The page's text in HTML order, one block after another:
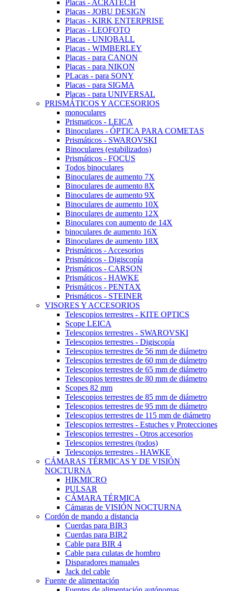
Placas - ACRATECH
Placas - JOBU DESIGN
Placas - KIRK ENTERPRISE
Placas - LEOFOTO
Placas - UNIQBALL
Placas - WIMBERLEY
Placas - para CANON
Placas - para NIKON
PLacas - para SONY
Placas - para SIGMA
Placas - para UNIVERSAL
PRISMÁTICOS Y ACCESORIOS
monoculares
Prismaticos - LEICA
Binoculares - ÓPTICA PARA COMETAS
Prismáticos - SWAROVSKI
Binoculares (estabilizados)
Prismáticos - FOCUS
Todos binoculares
Binoculares de aumento 7X
Binoculares de aumento 8X
Binoculares de aumento 9X
Binoculares de aumento 10X
Binoculares de aumento 12X
Binoculares con aumento de 14X
binoculares de aumento 16X
Binoculares de aumento 18X
Prismáticos - Accesorios
Prismáticos - Digiscopía
Prismáticos - CARSON
Prismáticos - HAWKE
Prismáticos - PENTAX
Prismáticos - STEINER
VISORES Y ACCESORIOS
Telescopios terrestres - KITE OPTICS
Scope LEICA
Telescopios terrestres - SWAROVSKI
Telescopios terrestres - Digiscopía
Telescopios terrestres de 56 mm de diámetro
Telescopios terrestres de 60 mm de diámetro
Telescopios terrestres de 65 mm de diámetro
Telescopios terrestres de 80 mm de diámetro
Scopes 82 mm
Telescopios terrestres de 85 mm de diámetro
Telescopios terrestres de 95 mm de diámetro
Telescopios terrestres de 115 mm de diámetro
Telescopios terrestres - Estuches y Protecciones
Telescopios terrestres - Otros accesorios
Telescopios terrestres (todos)
Telescopios terrestres - HAWKE
CÁMARAS TÉRMICAS Y DE VISIÓN
NOCTURNA
HIKMICRO
PULSAR
CÁMARA TÉRMICA
Cámaras de VISIÓN NOCTURNA
Cordón de mando a distancia
Cuerdas para BIR3
Cuerdas para BIR2
Cable para BIR 4
Cable para culatas de hombro
Disparadores manuales
Jack del cable
Fuente de alimentación